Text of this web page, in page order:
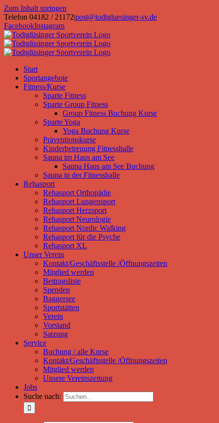
Zum Inhalt springen
Telefon 04182 / 21172|post@todtgluesinger-sv.de
FacebookInstagram
Start
Sportangebote
Fitness/Kurse
Sparte Fitness
Sparte Group Fitness
Group Fitness Buchung Kurse
Sparte Yoga
Yoga Buchung Kurse
Präventionskurse
Kinderbetreuung Fitnesshalle
Sauna im Haus am See
Sauna Haus am See Buchung
Sauna in der Fitnesshalle
Rehasport
Rehasport Orthopädie
Rehasport Lungensport
Rehasport Herzsport
Rehasport Neurologie
Rehasport Nordic Walking
Rehasport für die Psyche
Rehasport XL
Unser Verein
Kontakt/Geschäftsstelle /Öffnungszeiten
Mitglied werden
Beitragsliste
Spenden
Baggersee
Sportstätten
Verein
Vorstand
Satzung
Service
Buchung / alle Kurse
Kontakt/Geschäftsstelle /Öffnungszeiten
Mitglied werden
Unsere Vereinszeitung
Jobs
Suche nach: